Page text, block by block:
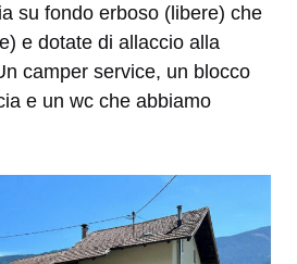
su fondo erboso (libere) che
e dotate di allaccio alla
camper service, un blocco
e un wc che abbiamo